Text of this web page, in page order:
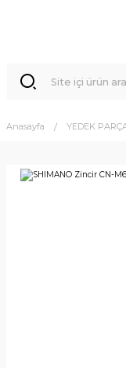
Anasayfa YEDEK